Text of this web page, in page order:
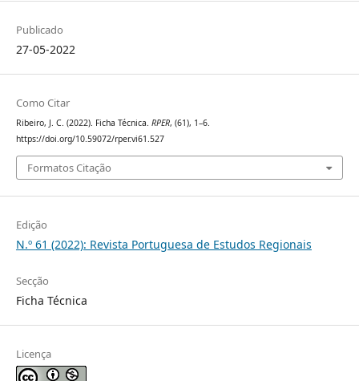
Publicado
27-05-2022
Como Citar
Ribeiro, J. C. (2022). Ficha Técnica. RPER, (61), 1–6.
https://doi.org/10.59072/rper.vi61.527
Formatos Citação
Edição
N.º 61 (2022): Revista Portuguesa de Estudos Regionais
Secção
Ficha Técnica
Licença